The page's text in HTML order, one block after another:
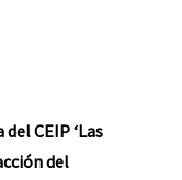
CEIP ‘Las
del